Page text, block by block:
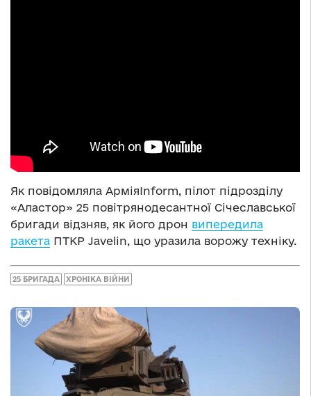
Як повідомляла АрміяInform, пілот підрозділу
«Аластор» 25 повітрянодесантної Січеславської
бригади відзняв, як його дрон випередила
ракета ПТКР Javelin, що уразила ворожу техніку.
25 БРИГАДА ХРОНІКА ВІЙНИ